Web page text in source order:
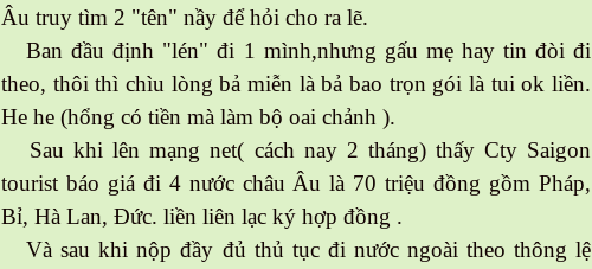
Âu truy tìm 2 "tên" nầy để hỏi cho ra lẽ.
Ban đầu định "lén" đi 1 mình,nhưng gấu mẹ hay tin đòi đi
theo, thôi thì chìu lòng bả miễn là bả bao trọn gói là tui ok liền.
He he (hổng có tiền mà làm bộ oai chảnh ).
Sau khi lên mạng net( cách nay 2 tháng) thấy Cty Saigon
tourist báo giá đi 4 nước châu Âu là 70 triệu đồng gồm Pháp,
Bỉ, Hà Lan, Đức. liền liên lạc ký hợp đồng .
Và sau khi nộp đầy đủ thủ tục đi nước ngoài theo thông lệ